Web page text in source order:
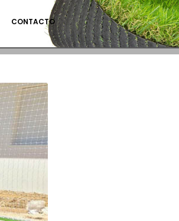
CONTACTO